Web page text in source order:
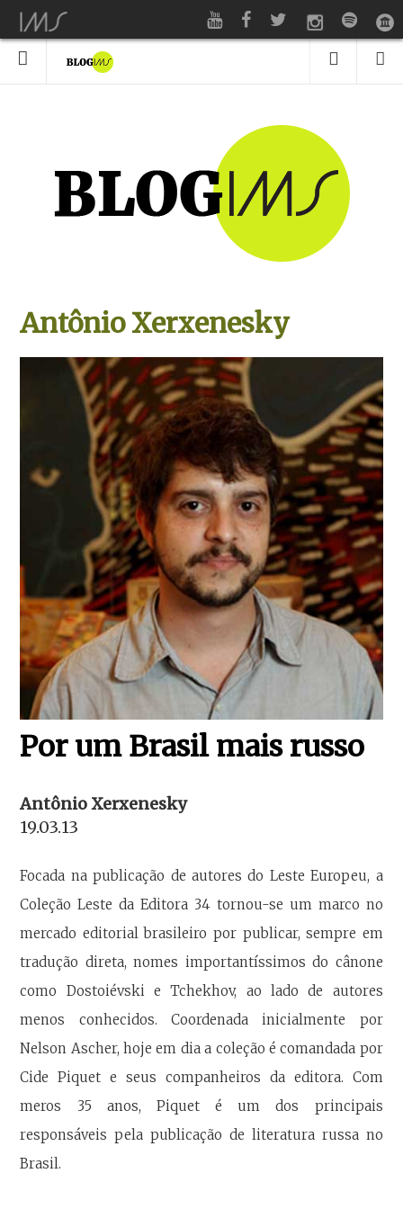
Antônio Xerxenesky
Por um Brasil mais russo
Antônio Xerxenesky
19.03.13
Focada na publicação de autores do Leste Europeu, a
Coleção Leste da Editora 34 tornou-se um marco no
mercado editorial brasileiro por publicar, sempre em
tradução direta, nomes importantíssimos do cânone
como Dostoiévski e Tchekhov, ao lado de autores
menos conhecidos. Coordenada inicialmente por
Nelson Ascher, hoje em dia a coleção é comandada por
Cide Piquet e seus companheiros da editora. Com
meros 35 anos, Piquet é um dos principais
responsáveis pela publicação de literatura russa no
Brasil.